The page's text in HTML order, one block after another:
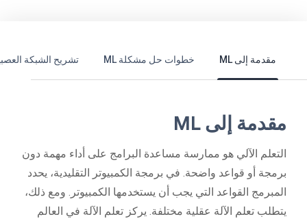
مقدمة إلى ML خطوات حل مشكلة ML تشريح الشبكة
مقدمة إلى ML
التعلم الآلي هو ممارسة مساعدة البرامج على أداء مهمة دون
برمجة أو قواعد واضحة. في برمجة الكمبيوتر التقليدية، يحدد
المبرمج القواعد التي يجب أن يستخدمها الكمبيوتر. ومع ذلك،
يتطلب تعلم الآلة عقلية مختلفة. يركز تعلم الآلة في العالم